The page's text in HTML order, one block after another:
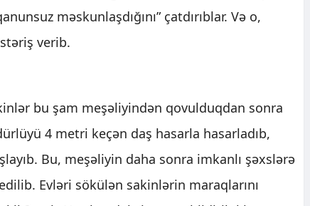
məskunlaşdığını” çatdırıblar. Və o,
verib.
bu şam meşəliyindən qovulduqdan sonra
4 metri keçən daş hasarla hasarladıb,
Bu, meşəliyin daha sonra imkanlı şəxslərə
Evləri sökülən sakinlərin maraqlarını